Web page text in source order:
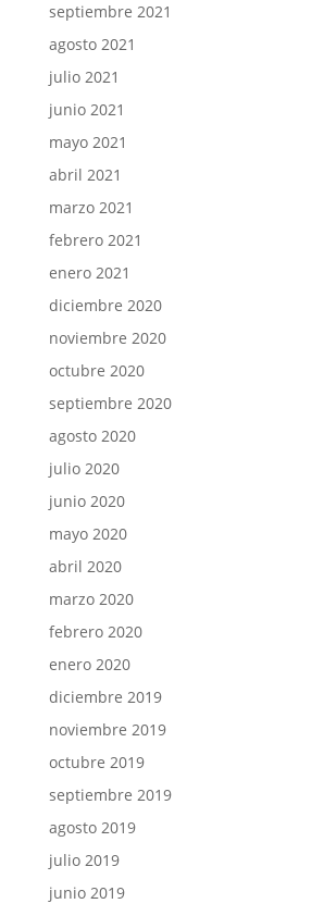
septiembre 2021
agosto 2021
julio 2021
junio 2021
mayo 2021
abril 2021
marzo 2021
febrero 2021
enero 2021
diciembre 2020
noviembre 2020
octubre 2020
septiembre 2020
agosto 2020
julio 2020
junio 2020
mayo 2020
abril 2020
marzo 2020
febrero 2020
enero 2020
diciembre 2019
noviembre 2019
octubre 2019
septiembre 2019
agosto 2019
julio 2019
junio 2019